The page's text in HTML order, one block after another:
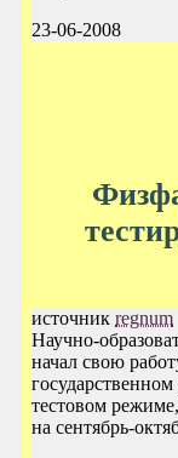
23-06-2008
источникregnum
Научно-
начал свою
тестовом
на сентябрь-